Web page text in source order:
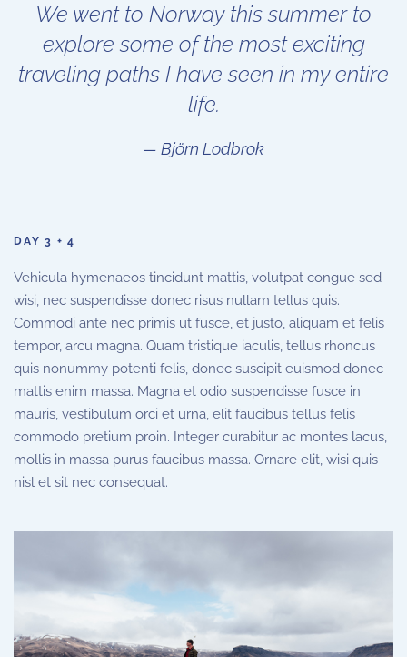
We went to Norway this summer to
explore some of the most exciting
traveling paths I have seen in my entire
life.
Björn Lodbrok
DAY 3 + 4
Vehicula hymenaeos tincidunt mattis, volutpat congue sed
wisi, nec suspendisse donec risus nullam tellus quis.
Commodi ante nec primis ut fusce, et justo, aliquam et felis
tempor, arcu magna. Quam tristique iaculis, tellus rhoncus
quis nonummy potenti felis, donec suscipit euismod donec
mattis enim massa. Magna et odio suspendisse fusce in
mauris, vestibulum orci et urna, elit faucibus tellus felis
commodo pretium proin. Integer curabitur ac montes lacus,
mollis in massa purus faucibus massa. Ornare elit, wisi quis
nisl et sit nec consequat.